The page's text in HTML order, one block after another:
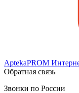
AptekaPROM
Обратная связь
Звонки по России